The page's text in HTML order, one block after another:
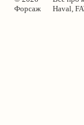
Форсаж
Haval,